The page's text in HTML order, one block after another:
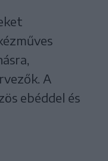
A
ebéddel és